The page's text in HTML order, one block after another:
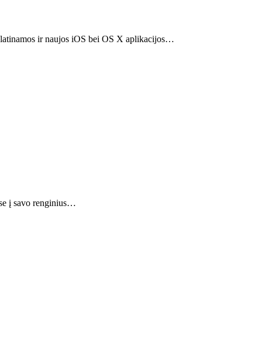
ir naujos iOS bei OS X aplikacijos…
į savo renginius…